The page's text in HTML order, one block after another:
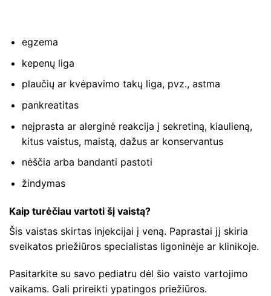
egzema
kepenų liga
plaučių ar kvėpavimo takų liga, pvz., astma
pankreatitas
neįprasta ar alerginė reakcija į sekretiną, kiaulieną,
kitus vaistus, maistą, dažus ar konservantus
nėščia arba bandanti pastoti
žindymas
Kaip turėčiau vartoti šį vaistą?
Šis vaistas skirtas injekcijai į veną. Paprastai jį skiria
sveikatos priežiūros specialistas ligoninėje ar klinikoje.
Pasitarkite su savo pediatru dėl šio vaisto vartojimo
vaikams. Gali prireikti ypatingos priežiūros.